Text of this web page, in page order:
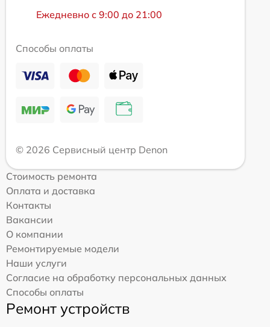
Ежедневно с 9:00 до 21:00
Способы оплаты
© 2026 Сервисный центр Denon
Стоимость ремонта
Оплата и доставка
Контакты
Вакансии
О компании
Ремонтируемые модели
Наши услуги
Согласие на обработку персональных данных
Способы оплаты
Ремонт устройств